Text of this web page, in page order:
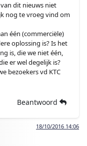
dit nieuws niet
nog te vroeg vind om
één (commerciële)
oplossing is? Is het
is, die we niet één,
er wel degelijk is?
bezoekers vd KTC
Beantwoord
18/10/2016 14:06